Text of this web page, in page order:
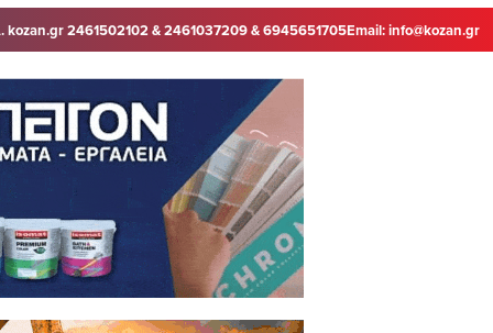
kozan.gr 2461502102 & 2461037209 & 6945651705Email:info@kozan.gr